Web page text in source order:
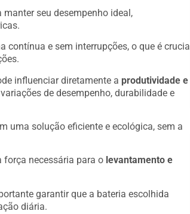
seu desempenho ideal,
e sem interrupções, o que é crucial
influenciar diretamente a produtividade e
de desempenho, durabilidade e
uma solução eficiente e ecológica, sem a
necessária para o levantamento e
garantir que a bateria escolhida
diária.